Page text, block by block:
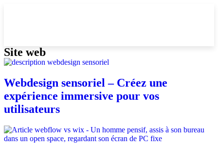
Site web
Webdesign sensoriel – Créez une
expérience immersive pour vos
utilisateurs